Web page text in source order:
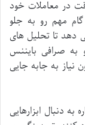
در معاملات خود
مهم رو به جلو
دهد تا تحلیل های
به صرافی بایننس
به جابه جایی
به دنبال ابزارهایی